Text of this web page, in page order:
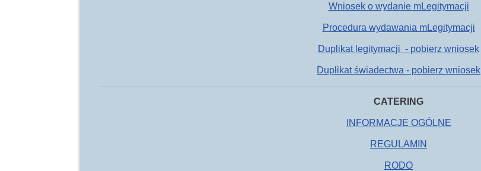
Wniosek o wydanie mLegitymacji
Procedura wydawania mLegitymacji
Duplikat legitymacji - pobierz wniosek
Duplikat świadectwa - pobierz wniosek
CATERING
INFORMACJE OGÓLNE
REGULAMIN
RODO